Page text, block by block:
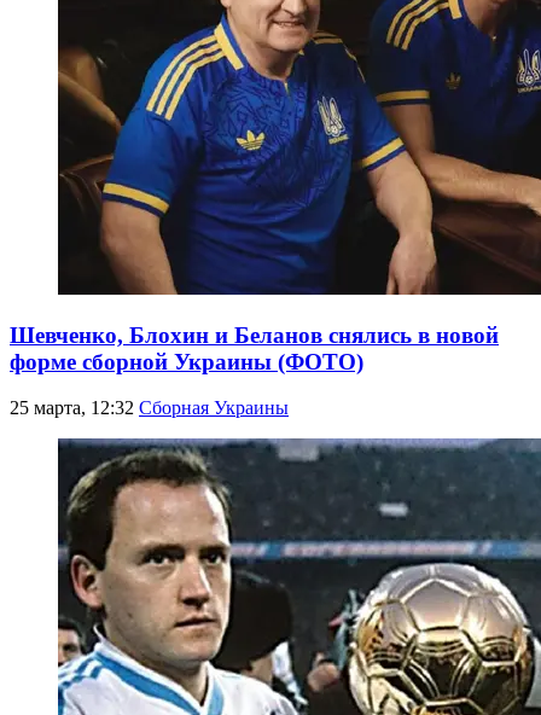
Шевченко, Блохин и Беланов снялись в новой
форме сборной Украины (ФОТО)
25 марта, 12:32 Сборная Украины